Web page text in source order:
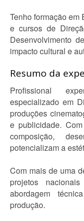
Tenho formação em
e cursos de
Desenvolvimento
impacto cultural e
Resumo da
Profissional
especializado em
produções
e publicidade.
composição,
potencializam a
Com mais de uma
projetos
abordagem
produção.